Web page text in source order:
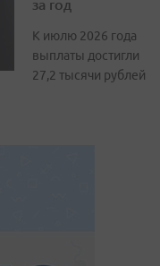
за год
К июлю 2026 года
выплаты достигли
27,2 тысячи рублей